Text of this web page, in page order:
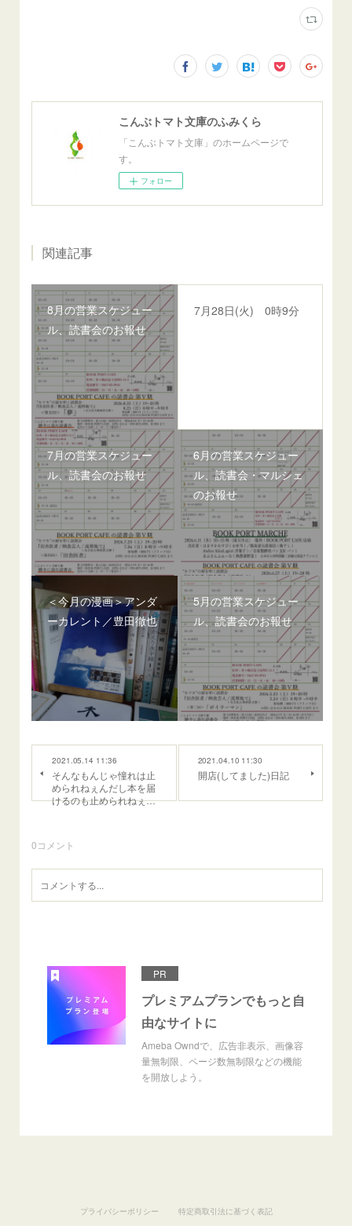
こんぶトマト文庫のふみくら
「こんぶトマト文庫」のホームページで
す。
フォロー
関連記事
8月の営業スケジュー
ル、読書会のお報せ
7月28日(火) 0時9分
7月の営業スケジュー
ル、読書会のお報せ
6月の営業スケジュー
ル、読書会・マルシェ
のお報せ
＜今月の漫画＞アンダ
ーカレント／豊田徹也
5月の営業スケジュー
ル、読書会のお報せ
2021.05.14 11:36
そんなもんじゃ憧れは止
められねぇんだし本を届
けるのも止められねぇ…
2021.04.10 11:30
開店(してました)日記
0コメント
PR
プレミアムプランでもっと自
由なサイトに
Ameba Owndで、広告非表示、画像容
量無制限、ページ数無制限などの機能
を開放しよう。
プライバシーポリシー 特定商取引法に基づく表記